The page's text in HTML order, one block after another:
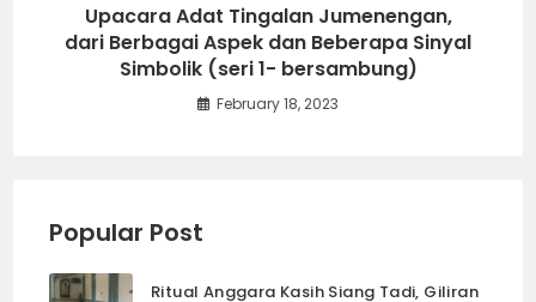
Upacara Adat Tingalan Jumenengan,
dari Berbagai Aspek dan Beberapa Sinyal
Simbolik (seri 1- bersambung)
February 18, 2023
Popular Post
Ritual Anggara Kasih Siang Tadi, Giliran